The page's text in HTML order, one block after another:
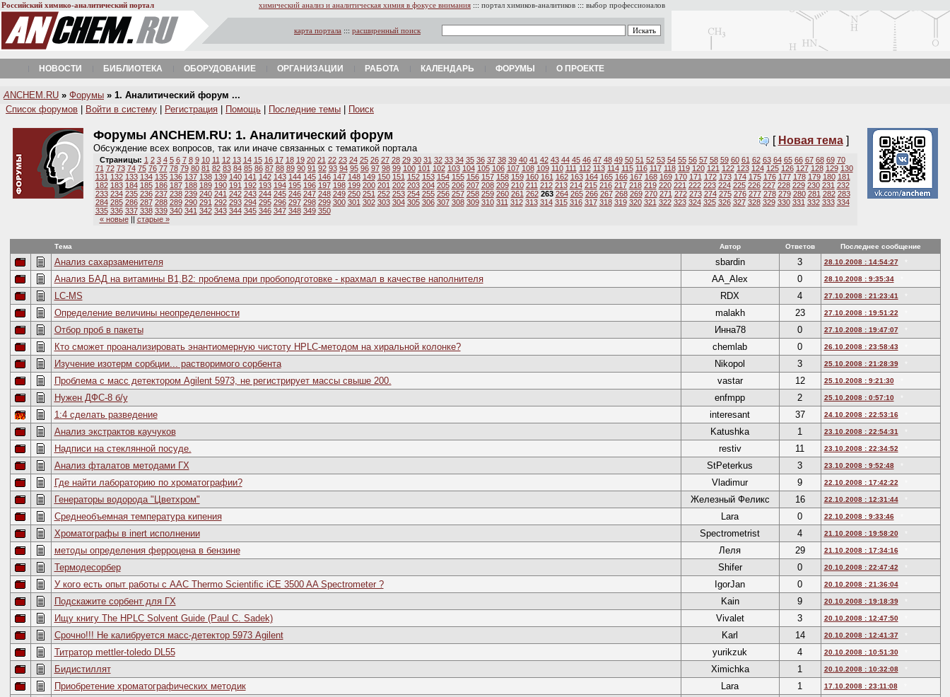
Российский химико-аналитический портал химический анализ и аналитическая химия в фокусе внимания ::: портал химиков-аналитиков ::: выбор профессионалов
карта портала ::: расширенный поиск
НОВОСТИ БИБЛИОТЕКА ОБОРУДОВАНИЕ ОРГАНИЗАЦИИ РАБОТА КАЛЕНДАРЬ ФОРУМЫ О ПРОЕКТЕ
A NCHEM.RU » Форумы » 1. Аналитический форум ...
Список форумов
Войти в систему Регистрация Помощь Последние темы Поиск
ФорумыANCHEM.RU: 1. Аналитический форум
Обсуждение всех вопросов, так или иначе связанных с тематикой портала
[ Новая тема]
Страницы: 1 2 3 4 5 6 7 8 9 10 11 12 13 14 15 16 17 18 19 20 21 22 23 24 25 26 27 28 29 30 31 32 33 34 35 36 37 38 39 40 41 42 43 44 45 46 47 48 49 50 51 52 53 54 55 56 57 58 59 60 61 62 63 64 65 66 67 68 69 70
71 72 73 74 75 76 77 78 79 80 81 82 83 84 85 86 87 88 89 90 91 92 93 94 95 96 97 98 99 100 101 102 103 104 105 106 107 108 109 110 111 112 113 114 115 116 117 118 119 120 121 122 123 124 125 126 127 128 129 130
131 132 133 134 135 136 137 138 139 140 141 142 143 144 145 146 147 148 149 150 151 152 153 154 155 156 157 158 159 160 161 162 163 164 165 166 167 168 169 170 171 172 173 174 175 176 177 178 179 180 181
182 183 184 185 186 187 188 189 190 191 192 193 194 195 196 197 198 199 200 201 202 203 204 205 206 207 208 209 210 211 212 213 214 215 216 217 218 219 220 221 222 223 224 225 226 227 228 229 230 231 232
233 234 235 236 237 238 239 240 241 242 243 244 245 246 247 248 249 250 251 252 253 254 255 256 257 258 259 260 261 262 263 264 265 266 267 268 269 270 271 272 273 274 275 276 277 278 279 280 281 282 283
284 285 286 287 288 289 290 291 292 293 294 295 296 297 298 299 300 301 302 303 304 305 306 307 308 309 310 311 312 313 314 315 316 317 318 319 320 321 322 323 324 325 326 327 328 329 330 331 332 333 334
335 336 337 338 339 340 341 342 343 344 345 346 347 348 349 350
« новые|| старые »
Тема Автор Ответов Последнее сообщение
Анализ сахарзаменителя sbardin 3 28.10.2008 : 14:54:27
Анализ БАД на витамины В1,В2: проблема при пробоподготовке - крахмал в качестве наполнителя AA_Alex 0 28.10.2008 : 9:35:34
LC-MS RDX 4 27.10.2008 : 21:23:41
Определение величины неопределенности malakh 23 27.10.2008 : 19:51:22
Отбор проб в пакеты Инна78 0 27.10.2008 : 19:47:07
Кто сможет проанализировать энантиомерную чистоту HPLC-методом на хиральной колонке? chemlab 0 26.10.2008 : 23:58:43
Изучение изотерм сорбции... растворимого сорбента Nikopol 3 25.10.2008 : 21:28:39
Проблема с масс детектором Agilent 5973, не регистрирует массы свыше 200. vastar 12 25.10.2008 : 9:21:30
Нужен ДФС-8 б/у enfmpp 2 25.10.2008 : 0:57:10
1:4 сделать разведение interesant 37 24.10.2008 : 22:53:16
Анализ экстрактов каучуков Katushka 1 23.10.2008 : 22:54:31
Надписи на стеклянной посуде. restiv 11 23.10.2008 : 22:34:52
Анализ фталатов методами ГХ StPeterkus 3 23.10.2008 : 9:52:48
Где найти лабораторию по хроматографии? Vladimur 9 22.10.2008 : 17:42:22
Генераторы водорода "Цветхром" Железный Феликс 16 22.10.2008 : 12:31:44
Среднеобъемная температура кипения Lara 0 22.10.2008 : 9:33:46
Хроматографы в inert исполнении Spectrometrist 4 21.10.2008 : 19:58:20
методы определения ферроцена в бензине Леля 29 21.10.2008 : 17:34:16
Термодесорбер Shifer 0 20.10.2008 : 22:47:42
У кого есть опыт работы с ААС Thermo Scientiﬁc iCE 3500 AA Spectrometer ? IgorJan 0 20.10.2008 : 21:36:04
Подскажите сорбент для ГХ Kain 9 20.10.2008 : 19:18:39
Ищу книгу The HPLC Solvent Guide (Paul C. Sadek) Vivalet 3 20.10.2008 : 12:47:50
Срочно!!! Не калибруется масс-детектор 5973 Agilent Karl 14 20.10.2008 : 12:41:37
Титратор mettler-toledo DL55 yurikzuk 4 20.10.2008 : 10:51:30
Бидистиллят Ximichka 1 20.10.2008 : 10:32:08
Приобретение хроматографических методик Lara 1 17.10.2008 : 23:11:08